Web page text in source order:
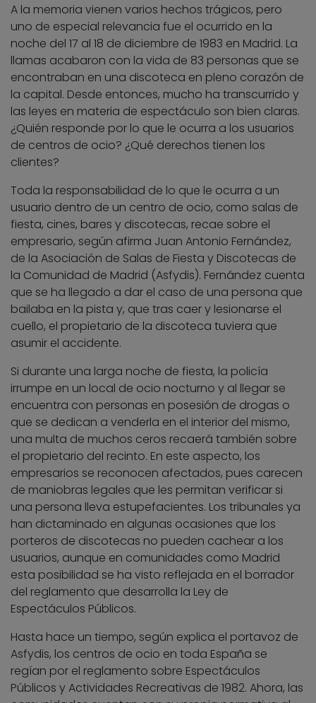
A la memoria vienen varios hechos trágicos, pero
uno de especial relevancia fue el ocurrido en la
noche del 17 al 18 de diciembre de 1983 en Madrid. La
llamas acabaron con la vida de 83 personas que se
encontraban en una discoteca en pleno corazón de
la capital. Desde entonces, mucho ha transcurrido y
las leyes en materia de espectáculo son bien claras.
¿Quién responde por lo que le ocurra a los usuarios
de centros de ocio? ¿Qué derechos tienen los
clientes?
Toda la responsabilidad de lo que le ocurra a un
usuario dentro de un centro de ocio, como salas de
fiesta, cines, bares y discotecas, recae sobre el
empresario, según afirma Juan Antonio Fernández,
de la Asociación de Salas de Fiesta y Discotecas de
la Comunidad de Madrid (Asfydis). Fernández cuenta
que se ha llegado a dar el caso de una persona que
bailaba en la pista y, que tras caer y lesionarse el
cuello, el propietario de la discoteca tuviera que
asumir el accidente.
Si durante una larga noche de fiesta, la policía
irrumpe en un local de ocio nocturno y al llegar se
encuentra con personas en posesión de drogas o
que se dedican a venderla en el interior del mismo,
una multa de muchos ceros recaerá también sobre
el propietario del recinto. En este aspecto, los
empresarios se reconocen afectados, pues carecen
de maniobras legales que les permitan verificar si
una persona lleva estupefacientes. Los tribunales ya
han dictaminado en algunas ocasiones que los
porteros de discotecas no pueden cachear a los
usuarios, aunque en comunidades como Madrid
esta posibilidad se ha visto reflejada en el borrador
del reglamento que desarrolla la Ley de
Espectáculos Públicos.
Hasta hace un tiempo, según explica el portavoz de
Asfydis, los centros de ocio en toda España se
regían por el reglamento sobre Espectáculos
Públicos y Actividades Recreativas de 1982. Ahora, las